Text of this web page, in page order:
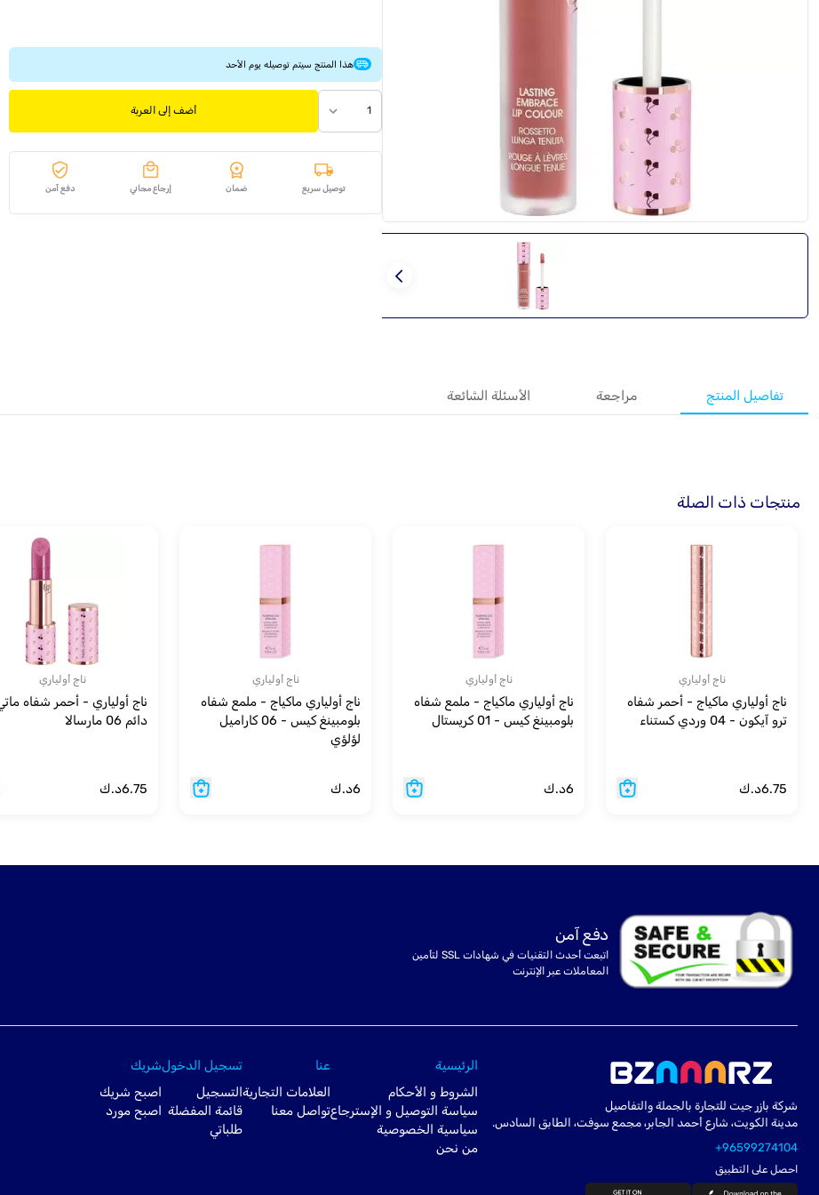
هذا المنتج سيتم توصيله يوم الأحد
1 أضف إلى العربة
توصيل سريع ضمان إرجاع مجاني دفع آمن
تفاصيل المنتج مراجعة الأسئلة الشائعة
منتجات ذات الصلة
ناج أولياري
ناج أولياري ماكياج - أحمر شفاه
ترو آيكون - 04 وردي كستناء
6.75د.ك
ناج أولياري
ناج أولياري ماكياج - ملمع شفاه
بلومبينغ كيس - 01 كريستال
6د.ك
ناج أولياري
ناج أولياري ماكياج - ملمع شفاه
بلومبينغ كيس - 06 كاراميل
لؤلؤي
6د.ك
ناج أولياري
ناج أولياري - أحمر شفاه
دائم 06 مارسالا
6.75د.ك
دفع آمن
اتبعت أحدث التقنيات في شهادات SSL لتأمين
المعاملات عبر الإنترنت
شركة بازر جيت للتجارة بالجملة والتفاصيل
مدينة الكويت، شارع أحمد الجابر، مجمع سوفت، الطابق السادس.
+96599274104
احصل على التطبيق
الرئيسية
الشروط و الأحكام
سياسة التوصيل و الإسترجاع
سياسية الخصوصية
من نحن
عنا
العلامات التجارية
تواصل معنا
تسجيل الدخول
التسجيل
قائمة المفضلة
طلباتي
شريك
اصبح شريك
اصبح مورد